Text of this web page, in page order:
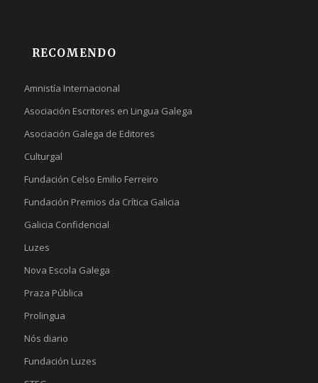
RECOMENDO
Amnistía Internacional
Asociación Escritores en Lingua Galega
Asociación Galega de Editores
Culturgal
Fundación Celso Emilio Ferreiro
Fundación Premios da Crítica Galicia
Galicia Confidencial
Luzes
Nova Escola Galega
Praza Pública
Prolingua
Nós diario
Fundación Luzes